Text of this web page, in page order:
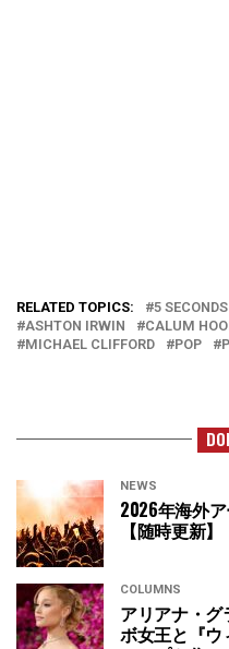
RELATED TOPICS: 5
ASHTON IRWIN
CALUM
MICHAEL CLIFFORD
POP
NEWS
2026年海外
【随時更新】
COLUMNS
アリアナ・
ボ女王と『ウ